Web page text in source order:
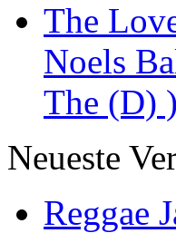
The
Noels
The (D) )
Neueste
Reggae